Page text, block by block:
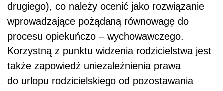
drugiego), co należy ocenić jako rozwiązanie
wprowadzające pożądaną równowagę do
procesu opiekuńczo – wychowawczego.
Korzystną z punktu widzenia rodzicielstwa jest
także zapowiedź uniezależnienia prawa
do urlopu rodzicielskiego od pozostawania